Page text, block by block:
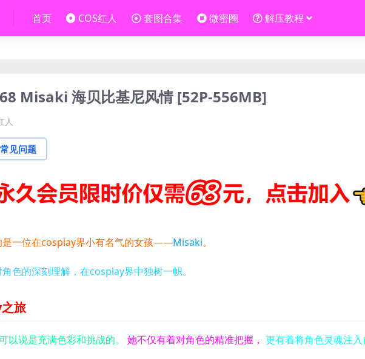
首页 COS红人 套图合集 微密圈 解压教程
Misaki 海贝比基尼风情 [52P-556MB]
人
常见问题
是一位在cosplay界小有名气的女孩——Misaki。
色的深刻理解，在cosplay界中独树一帜。
旅
说是充满色彩和挑战的。 她不仅有着对角色的精准把握， 更有着将角色灵魂注入